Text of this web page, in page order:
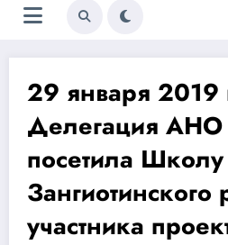
29 января 2019
Делегация
посетила
Зангиотинского
участника